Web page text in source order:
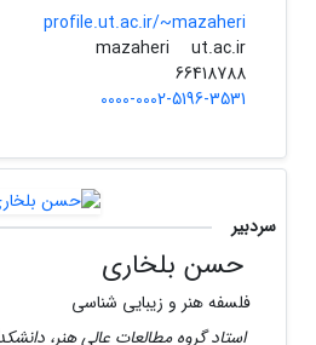
profile.ut.ac.ir/~mazaheri
mazaheri
ut.ac.ir
66418788
0000-0002-5196-3531
سردبیر
حسن بلخاری
فلسفه هنر و زیبایی شناسی
استاد گروه مطالعات عالی هنر،